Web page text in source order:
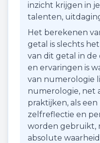
inzicht krijgen in
talenten,
Het berekenen
getal is slechts
van dit getal in
en ervaringen is
van numerologie
numerologie, net
praktijken, als
zelfreflectie en
worden gebruikt,
absolute